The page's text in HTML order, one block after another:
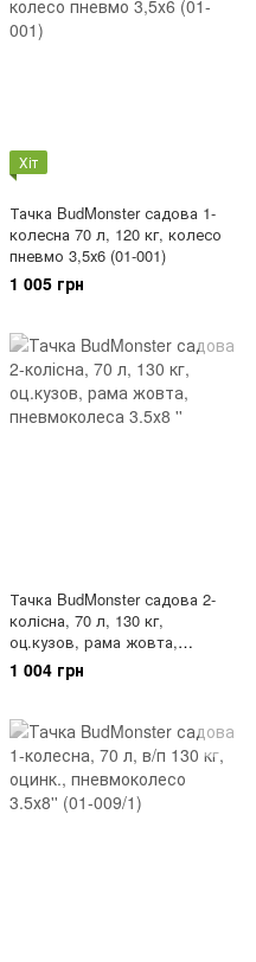
Хіт
Тачка BudMonster садова 1-
колесна 70 л, 120 кг, колесо
пневмо 3,5х6 (01-001)
1 005 грн
Тачка BudMonster садова 2-
колісна, 70 л, 130 кг,
оц.кузов, рама жовта,
пневмоколеса 3.5х8 ''
1 004 грн